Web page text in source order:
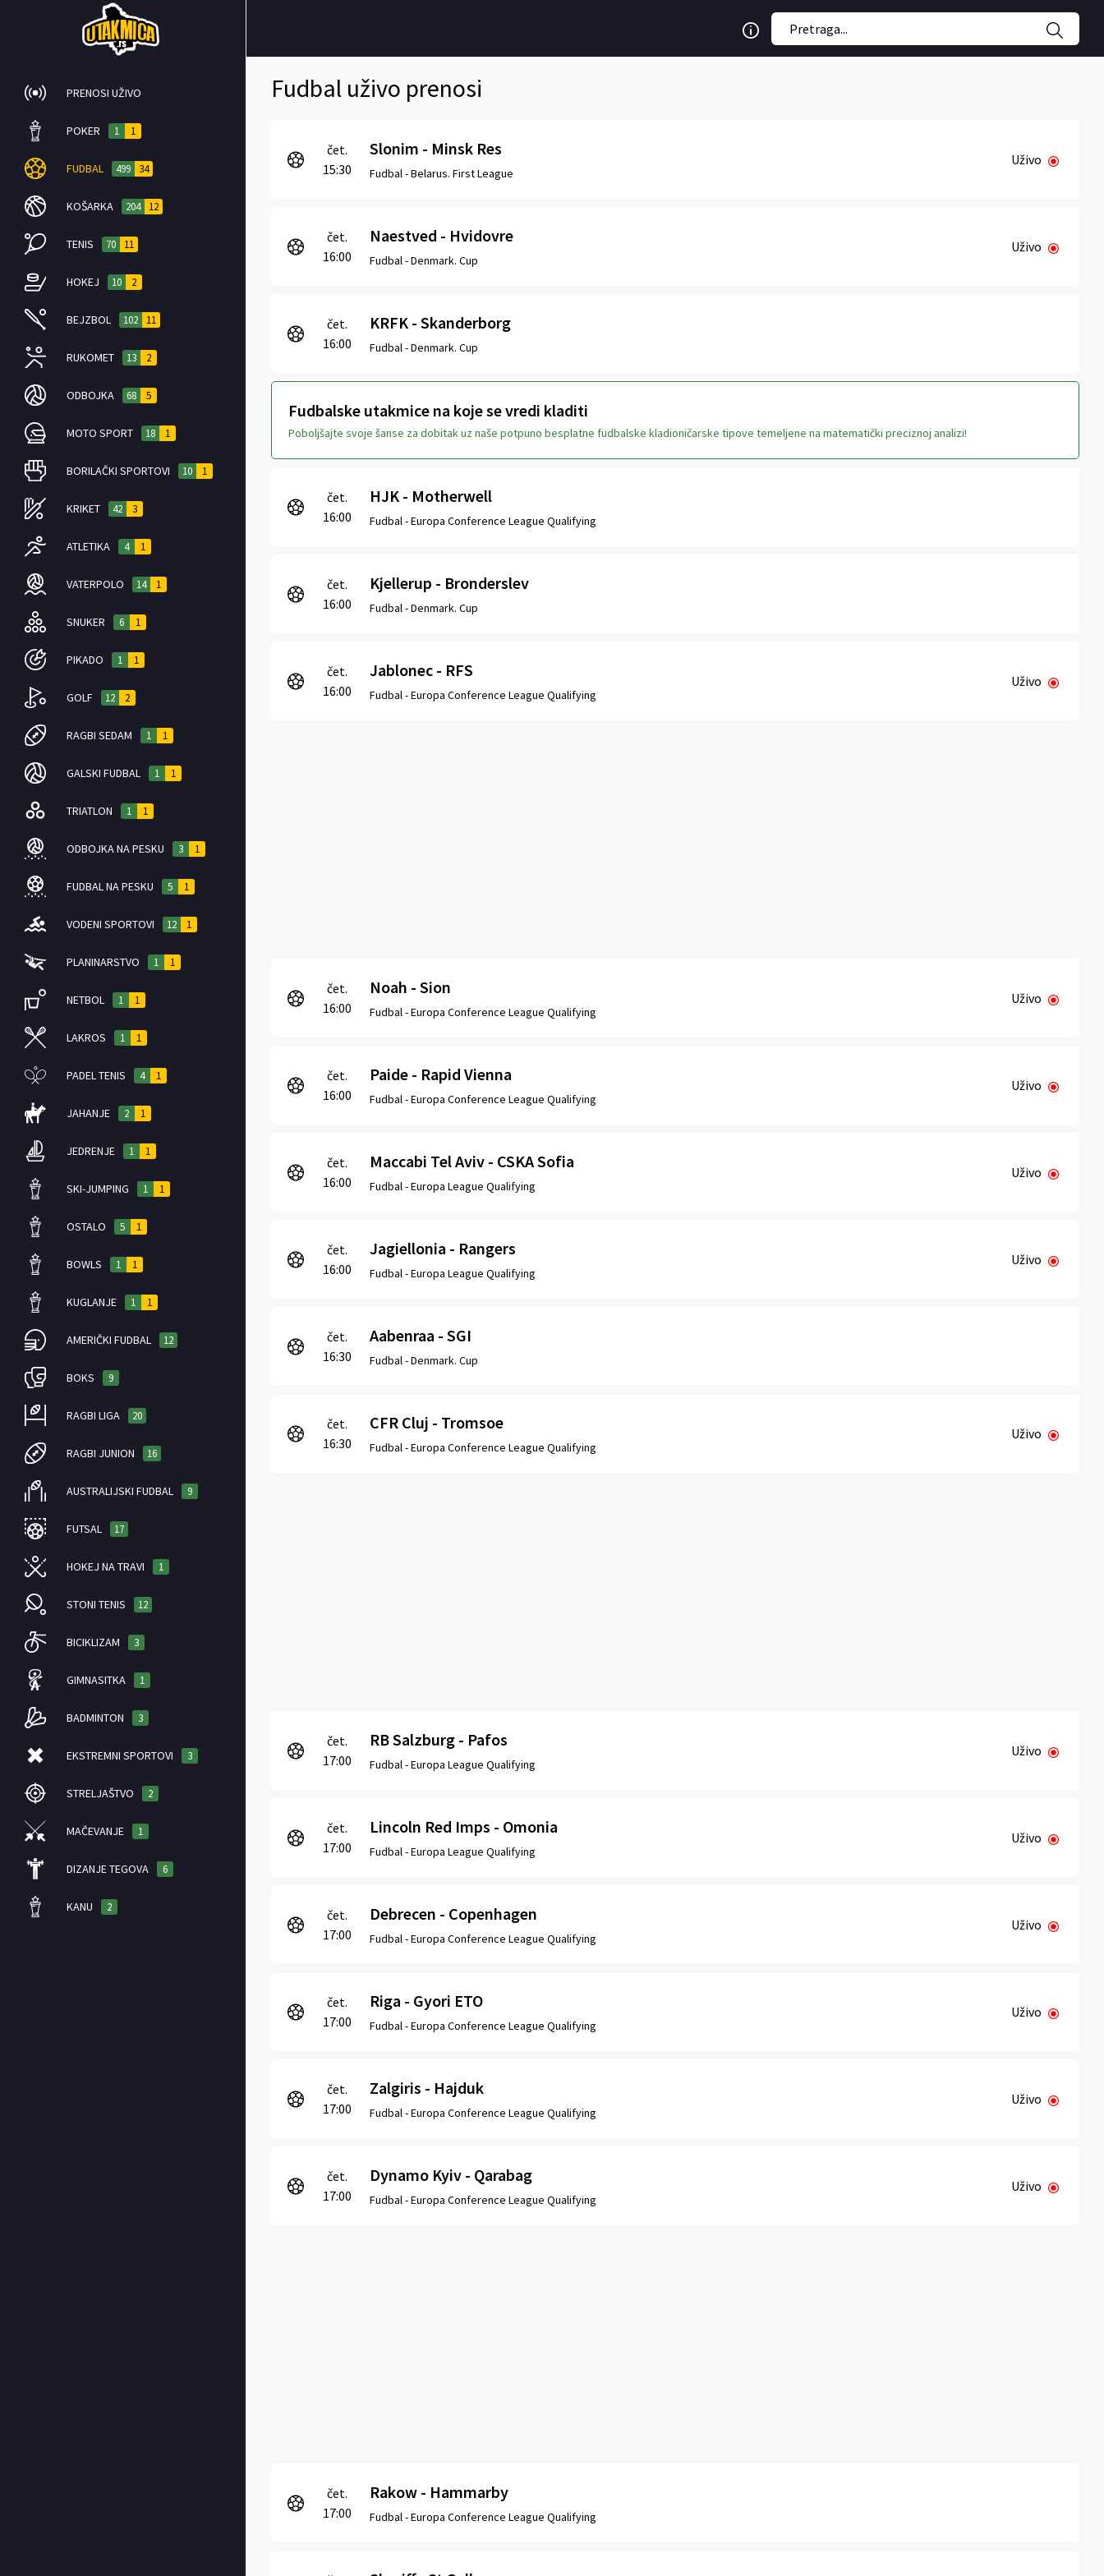
PRENOSI UŽIVO
POKER 1 1
FUDBAL 499 34
KOŠARKA 204 12
TENIS 70 11
HOKEJ 10 2
BEJZBOL 102 11
RUKOMET 13 2
ODBOJKA 68 5
MOTO SPORT 18 1
BORILAČKI SPORTOVI 10 1
KRIKET 42 3
ATLETIKA 4 1
VATERPOLO 14 1
SNUKER 6 1
PIKADO 1 1
GOLF 12 2
RAGBI SEDAM 1 1
GALSKI FUDBAL 1 1
TRIATLON 1 1
ODBOJKA NA PESKU 3 1
FUDBAL NA PESKU 5 1
VODENI SPORTOVI 12 1
PLANINARSTVO 1 1
NETBOL 1 1
LAKROS 1 1
PADEL TENIS 4 1
JAHANJE 2 1
JEDRENJE 1 1
SKI-JUMPING 1 1
OSTALO 5 1
BOWLS 1 1
KUGLANJE 1 1
AMERIČKI FUDBAL 12
BOKS 9
RAGBI LIGA 20
RAGBI JUNION 16
AUSTRALIJSKI FUDBAL 9
FUTSAL 17
HOKEJ NA TRAVI 1
STONI TENIS 12
BICIKLIZAM 3
GIMNASITKA 1
BADMINTON 3
EKSTREMNI SPORTOVI 3
STRELJAŠTVO 2
MAČEVANJE 1
DIZANJE TEGOVA 6
KANU 2
Fudbal uživo prenosi
čet.
15:30
Slonim - Minsk Res
Fudbal -Belarus. First League
Uživo
čet.
16:00
Naestved - Hvidovre
Fudbal -Denmark. Cup
Uživo
čet.
16:00
KRFK - Skanderborg
Fudbal -Denmark. Cup
Fudbalske utakmice na koje se vredi kladiti
Poboljšajte svoje šanse za dobitak uz naše potpuno besplatne fudbalske kladioničarske tipove temeljene na matematički preciznoj analizi!
čet.
16:00
HJK - Motherwell
Fudbal -Europa Conference League Qualifying
čet.
16:00
Kjellerup - Bronderslev
Fudbal -Denmark. Cup
čet.
16:00
Jablonec - RFS
Fudbal -Europa Conference League Qualifying
Uživo
čet.
16:00
Noah - Sion
Fudbal -Europa Conference League Qualifying
Uživo
čet.
16:00
Paide - Rapid Vienna
Fudbal -Europa Conference League Qualifying
Uživo
čet.
16:00
Maccabi Tel Aviv - CSKA Sofia
Fudbal -Europa League Qualifying
Uživo
čet.
16:00
Jagiellonia - Rangers
Fudbal -Europa League Qualifying
Uživo
čet.
16:30
Aabenraa - SGI
Fudbal -Denmark. Cup
čet.
16:30
CFR Cluj - Tromsoe
Fudbal -Europa Conference League Qualifying
Uživo
čet.
17:00
RB Salzburg - Pafos
Fudbal -Europa League Qualifying
Uživo
čet.
17:00
Lincoln Red Imps - Omonia
Fudbal -Europa League Qualifying
Uživo
čet.
17:00
Debrecen - Copenhagen
Fudbal -Europa Conference League Qualifying
Uživo
čet.
17:00
Riga - Gyori ETO
Fudbal -Europa Conference League Qualifying
Uživo
čet.
17:00
Zalgiris - Hajduk
Fudbal -Europa Conference League Qualifying
Uživo
čet.
17:00
Dynamo Kyiv - Qarabag
Fudbal -Europa Conference League Qualifying
Uživo
čet.
17:00
Rakow - Hammarby
Fudbal -Europa Conference League Qualifying